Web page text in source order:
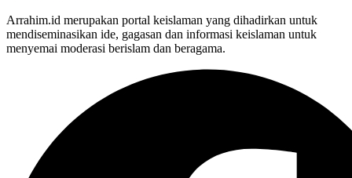
Arrahim.id merupakan portal keislaman yang dihadirkan untuk
mendiseminasikan ide, gagasan dan informasi keislaman untuk
menyemai moderasi berislam dan beragama.